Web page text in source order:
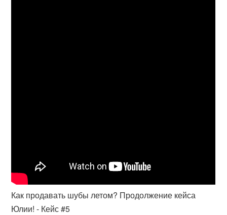
Как продавать шубы летом? Продолжение кейса
Юлии! - Кейс #5